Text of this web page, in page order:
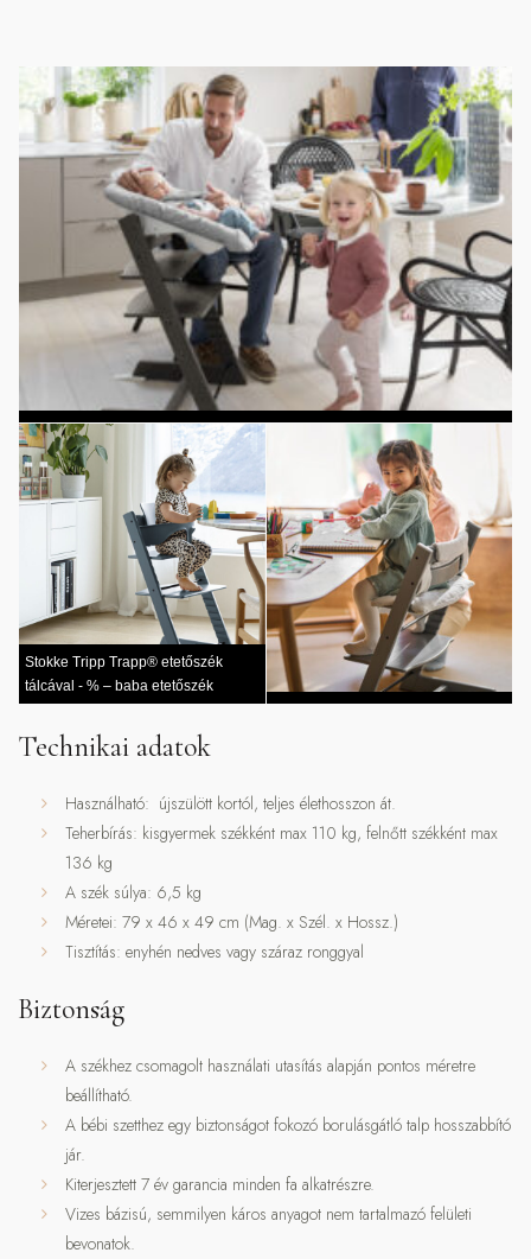
Stokke Tripp Trapp® etetőszék
tálcával - % – baba etetőszék
Technikai adatok
Használható: újszülött kortól, teljes élethosszon át.
Teherbírás: kisgyermek székként max 110 kg, felnőtt székként max
136 kg
A szék súlya: 6,5 kg
Méretei: 79 x 46 x 49 cm (Mag. x Szél. x Hossz.)
Tisztítás: enyhén nedves vagy száraz ronggyal
Biztonság
A székhez csomagolt használati utasítás alapján pontos méretre
beállítható.
A bébi szetthez egy biztonságot fokozó borulásgátló talp hosszabbító
jár.
Kiterjesztett 7 év garancia minden fa alkatrészre.
Vizes bázisú, semmilyen káros anyagot nem tartalmazó felületi
bevonatok.